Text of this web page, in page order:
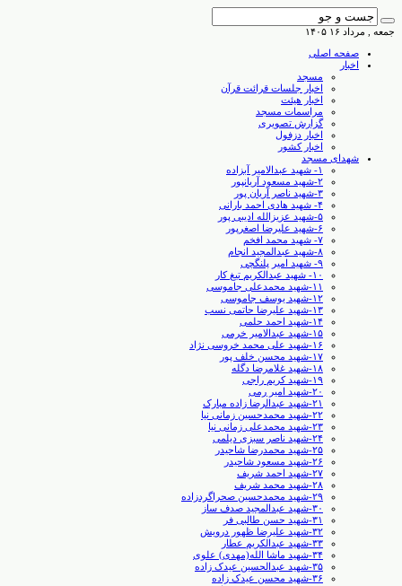
جمعه , مرداد ۱۶ ۱۴۰۵
صفحه اصلی
اخبار
مسجد
اخبار جلسات قرائت قرآن
اخبار هیئت
مراسمات مسجد
گزارش تصویری
اخبار دزفول
اخبار کشور
شهدای مسجد
۱- شهید عبدالامیر آبزاده
۲-شهید مسعود آریانپور
۳-شهید ناصر آریان پور
۴- شهید هادی احمد بارانی
۵-شهید عزیزالله ادیبی پور
۶-شهید علیرضا اصغرپور
۷- شهید محمد افخم
۸-شهید عبدالمجید انجام
۹- شهید امیر پلنگچی
۱۰- شهید عبدالکریم تیغ کار
۱۱-شهید محمدعلی جاموسی
۱۲-شهید یوسف جاموسی
۱۳-شهید علیرضا حاتمی نسب
۱۴-شهید احمد حلمی
۱۵-شهید عبدالامیر خرمی
۱۶-شهید علی محمد خروسی نژاد
۱۷-شهید محسن خلف پور
۱۸-شهید غلامرضا دگله
۱۹-شهید کریم راجی
۲۰-شهید امیر رمی
۲۱-شهید عبدالرضا زاده مبارک
۲۲-شهید محمدحسین زمانی نیا
۲۳-شهید محمدعلی زمانی نیا
۲۴-شهید ناصر سبزی دیلمی
۲۵-شهید محمدرضا شاحیدر
۲۶-شهید مسعود شاحیدر
۲۷-شهید احمد شریف
۲۸-شهید محمد شریف
۲۹-شهید محمدحسین صحراگردزاده
۳۰-شهید عبدالمجید صدف ساز
۳۱-شهید حسن طالبی ‏فر
۳۲-شهید علیرضا ظهور درویش
۳۳-شهید عبدالکریم عطار
۳۴-شهید ماشا الله(مهدی) علوی
۳۵-شهید عبدالحسین عیدک زاده
۳۶-شهید محسن عیدک زاده